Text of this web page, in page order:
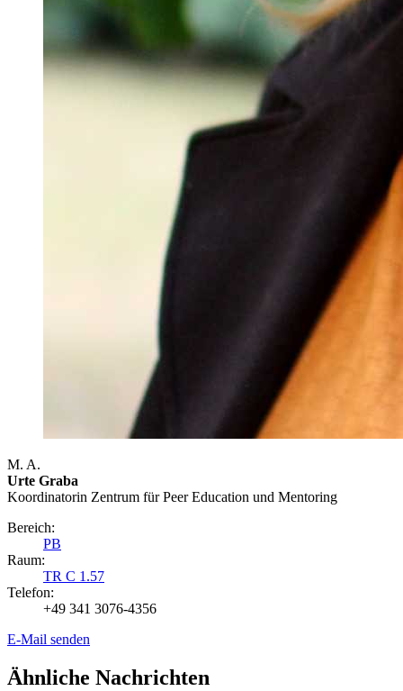
M. A.
Urte Graba
Koordinatorin Zentrum für Peer Education und Mentoring
Bereich:
PB
Raum:
TR C 1.57
Telefon:
+49 341 3076-4356
E-Mail senden
Ähnliche Nachrichten